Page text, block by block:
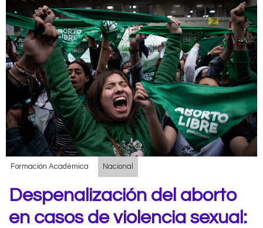
Formación Académica Nacional
Despenalización del aborto
en casos de violencia sexual: